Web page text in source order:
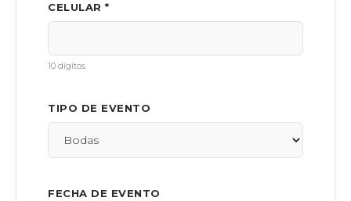
CELULAR *
10 dígitos
TIPO DE EVENTO
FECHA DE EVENTO